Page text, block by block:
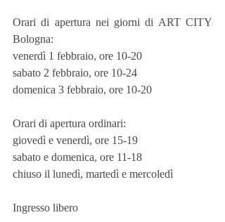
Orari di apertura nei giorni di ART CITY
Bologna:
venerdì 1 febbraio, ore 10-20
sabato 2 febbraio, ore 10-24
domenica 3 febbraio, ore 10-20
Orari di apertura ordinari:
giovedì e venerdì, ore 15-19
sabato e domenica, ore 11-18
chiuso il lunedì, martedì e mercoledì
Ingresso libero